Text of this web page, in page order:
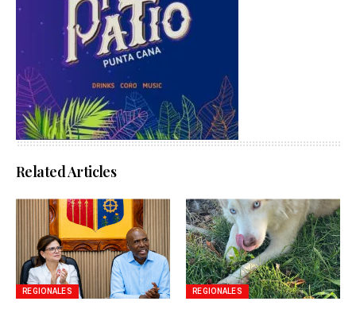
Related Articles
REGIONALES REGIONALES